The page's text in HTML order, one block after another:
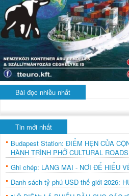
Bài đọc nhiều nhất
Tin mới nhất
Budapest Station: ĐIỂM HẸN CỦA
HÀNH TRÌNH PHỞ CULTURAL
Ghi chép: LÀNG MAI - NƠI ĐỂ HIỂU
Danh sách tỷ phú USD thế giới 2026: